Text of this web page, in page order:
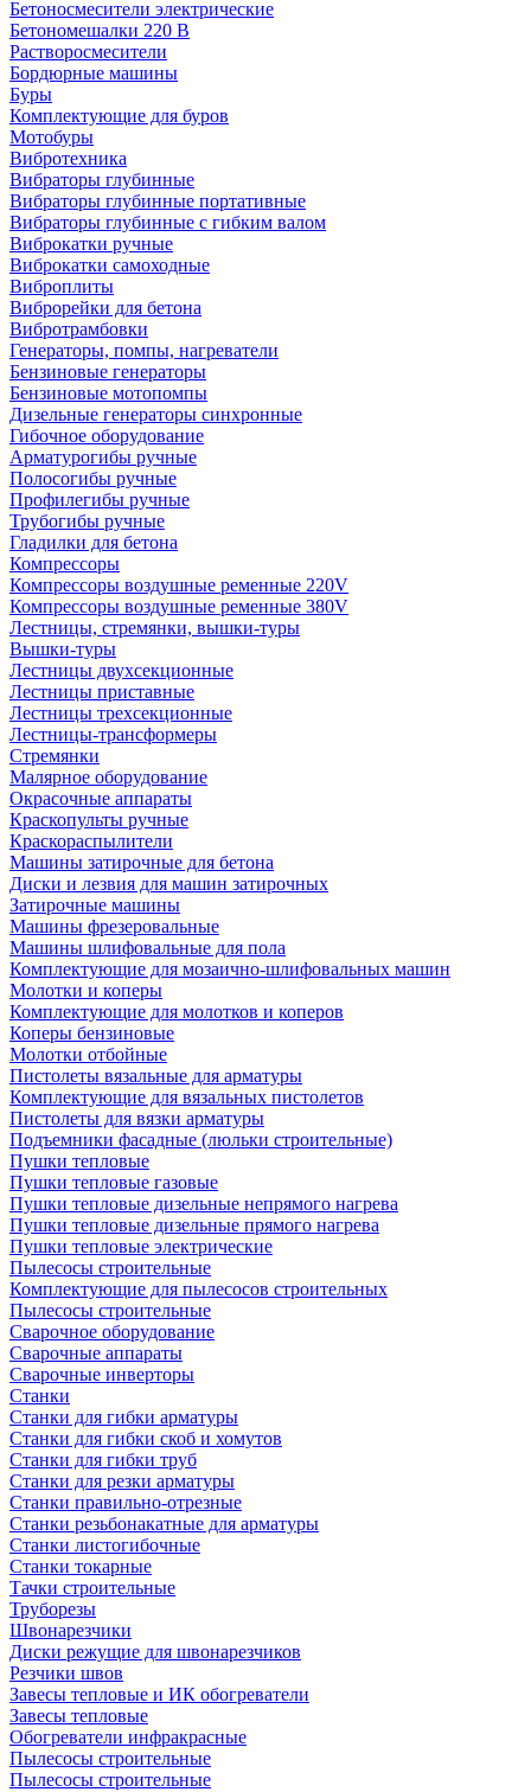
Бетоносмесители электрические
Бетономешалки 220 В
Растворосмесители
Бордюрные машины
Буры
Комплектующие для буров
Мотобуры
Вибротехника
Вибраторы глубинные
Вибраторы глубинные портативные
Вибраторы глубинные с гибким валом
Виброкатки ручные
Виброкатки самоходные
Виброплиты
Виброрейки для бетона
Вибротрамбовки
Генераторы, помпы, нагреватели
Бензиновые генераторы
Бензиновые мотопомпы
Дизельные генераторы синхронные
Гибочное оборудование
Арматурогибы ручные
Полосогибы ручные
Профилегибы ручные
Трубогибы ручные
Гладилки для бетона
Компрессоры
Компрессоры воздушные ременные 220V
Компрессоры воздушные ременные 380V
Лестницы, стремянки, вышки-туры
Вышки-туры
Лестницы двухсекционные
Лестницы приставные
Лестницы трехсекционные
Лестницы-трансформеры
Стремянки
Малярное оборудование
Окрасочные аппараты
Краскопульты ручные
Краскораспылители
Машины затирочные для бетона
Диски и лезвия для машин затирочных
Затирочные машины
Машины фрезеровальные
Машины шлифовальные для пола
Комплектующие для мозаично-шлифовальных машин
Молотки и коперы
Комплектующие для молотков и коперов
Коперы бензиновые
Молотки отбойные
Пистолеты вязальные для арматуры
Комплектующие для вязальных пистолетов
Пистолеты для вязки арматуры
Подъемники фасадные (люльки строительные)
Пушки тепловые
Пушки тепловые газовые
Пушки тепловые дизельные непрямого нагрева
Пушки тепловые дизельные прямого нагрева
Пушки тепловые электрические
Пылесосы строительные
Комплектующие для пылесосов строительных
Пылесосы строительные
Сварочное оборудование
Сварочные аппараты
Сварочные инверторы
Станки
Станки для гибки арматуры
Станки для гибки скоб и хомутов
Станки для гибки труб
Станки для резки арматуры
Станки правильно-отрезные
Станки резьбонакатные для арматуры
Станки листогибочные
Станки токарные
Тачки строительные
Труборезы
Швонарезчики
Диски режущие для швонарезчиков
Резчики швов
Завесы тепловые и ИК обогреватели
Завесы тепловые
Обогреватели инфракрасные
Пылесосы строительные
Пылесосы строительные